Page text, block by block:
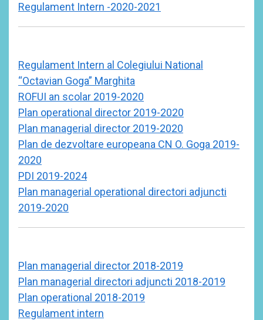
Regulament Intern -2020-2021
Regulament Intern al Colegiului National
“Octavian Goga” Marghita
ROFUI an scolar 2019-2020
Plan operational director 2019-2020
Plan managerial director 2019-2020
Plan de dezvoltare europeana CN O. Goga 2019-
2020
PDI 2019-2024
Plan managerial operational directori adjuncti
2019-2020
Plan managerial director 2018-2019
Plan managerial directori adjuncti 2018-2019
Plan operational 2018-2019
Regulament intern